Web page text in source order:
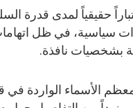
حقيقياً لمدى قدرة
سياسية، في ظل
بشخصيات نافذة.
الأسماء الواردة في